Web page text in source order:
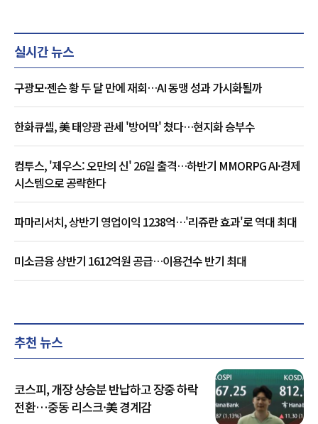
실시간 뉴스
구광모·젠슨 황 두 달 만에 재회…AI 동맹 성과 가시화될까
한화큐셀, 美 태양광 관세 '방어막' 쳤다…현지화 승부수
컴투스, '제우스: 오만의 신' 26일 출격…하반기 MMORPG AI·경제
시스템으로 공략한다
파마리서치, 상반기 영업이익 1238억…'리쥬란 효과'로 역대 최대
미소금융 상반기 1612억원 공급…이용건수 반기 최대
추천 뉴스
코스피, 개장 상승분 반납하고 장중 하락
전환…중동 리스크·美 경계감